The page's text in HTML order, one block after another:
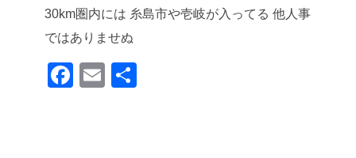
30km圏内には 糸島市や壱岐が入ってる 他人事
ではありませぬ
F
E